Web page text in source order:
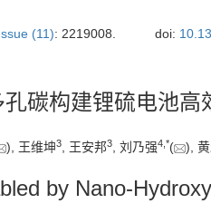
(11): 2219008. doi:
碳构建锂硫电池高
), 王维坤3, 王安邦3, 刘乃强4 *( ),
by Nano-